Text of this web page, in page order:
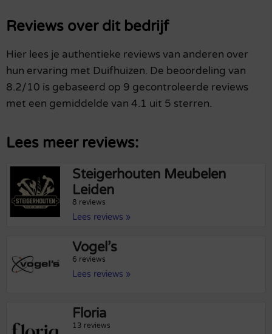
Reviews over dit bedrijf
Hier lees je authentieke reviews van anderen over
hun ervaring met Duifhuizen. De beoordeling van
8.2/10 is gebaseerd op 9 gecontroleerde reviews
met een gemiddelde van 4.1 uit 5 sterren.
Lees meer reviews:
Steigerhouten Meubelen
Leiden
8 reviews
Lees reviews »
Vogel’s
6 reviews
Lees reviews »
Floria
13 reviews